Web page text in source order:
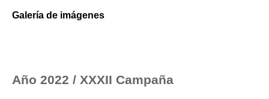
Galería de imágenes
Año 2022 / XXXII Campaña